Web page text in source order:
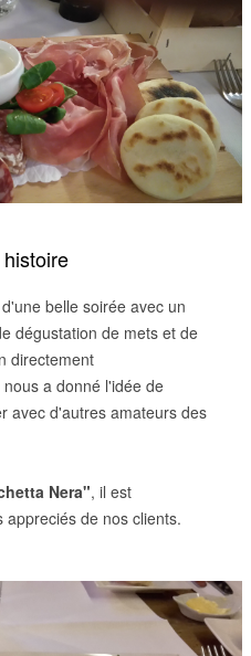
belle soirée avec un
dégustation de mets et de
directement
a donné l'idée de
avec d'autres amateurs des
Nera", il est
de nos clients.